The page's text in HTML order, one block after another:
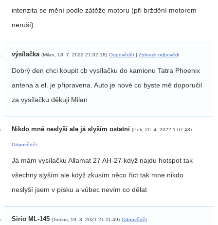
intenzita se mění podle zátěže motoru (při brždění motorem
neruší)
výsílačka (Milan, 18. 7. 2022 21:02:18) Odpovědět | Zobrazit odpovědi
Dobrý den chci koupit cb vysílačku do kamionu Tatra Phoenix
antena a el. je připravena. Auto je nové co byste mě doporučil
za vysílačku děkuji Milan
Nikdo mně neslyší ale já slyším ostatní (Petr, 20. 4. 2022 1:07:48)
Odpovědět
Já mám vysílačku Allamat 27 AH-27 když najdu hotspot tak
všechny slyším ale když zkusím něco říct tak mne nikdo
neslyší jsem v písku a vůbec nevím co dělat
Sirio ML-145 (Tomas, 19. 3. 2021 21:11:49) Odpovědět